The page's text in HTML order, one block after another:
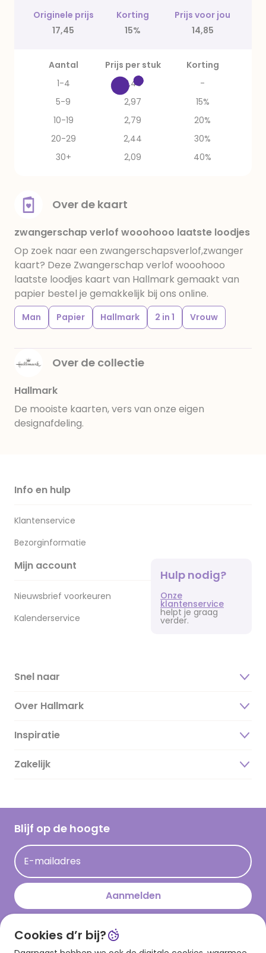
Originele prijs Korting
Prijs voor jou
17,45
15% 14,85
Aantal Prijs per stuk
Korting
1-4
3,49
-
5-9
2,97
15%
10-19
2,79
20%
20-29
2,44
30%
30+
2,09 40%
Over de kaart
zwangerschap verlof wooohooo laatste loodjes
Op zoek naar een zwangerschapsverlof,zwanger
kaart? Deze Zwangerschap verlof wooohooo
laatste loodjes kaart van Hallmark gemaakt van
papier bestel je gemakkelijk bij ons online.
Man Papier Hallmark 2 in 1 Vrouw
Over de collectie
Hallmark
De mooiste kaarten, vers van onze eigen
designafdeling.
Info en hulp
Klantenservice
Bezorginformatie
Mijn account
Nieuwsbrief voorkeuren
Kalenderservice
Hulp nodig?
Onze
klantenservice
helpt je graag
verder.
Snel naar
Over Hallmark
Over ons
Duurzaamheid
Hallmark Kaartclub
Acties
Persberichten
Inspiratie
Magazine
Cadeau inspiratie
Op kamp gedichten en versjes
Leuke en grappige op kamp teksten
kamppost inspiratie
Zakelijk
Blijf op de hoogte
E-mailadres
Aanmelden
Download onze app
Cookies d’r bij?